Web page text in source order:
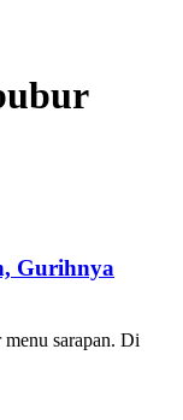
Gurihnya
sarapan. Di